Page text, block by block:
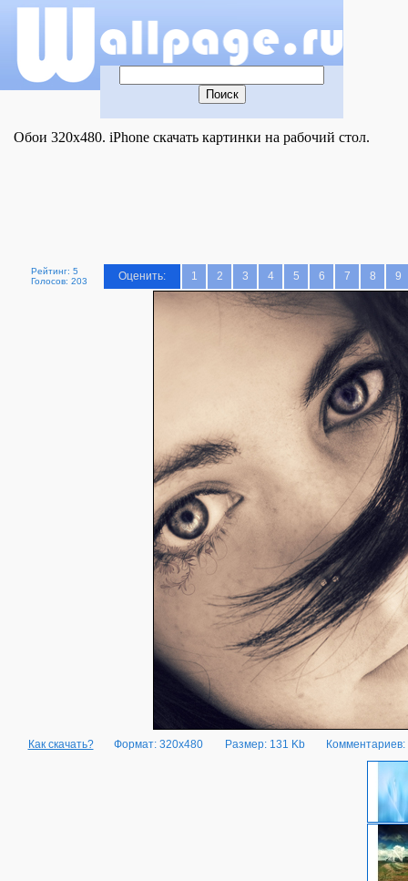
Обои 320x480. iPhone скачать картинки на рабочий стол.
Рейтинг: 5
Голосов: 203
Оценить: 1 2 3 4 5 6 7 8 9
Как скачать? Формат: 320x480 Размер: 131 Kb Комментариев: